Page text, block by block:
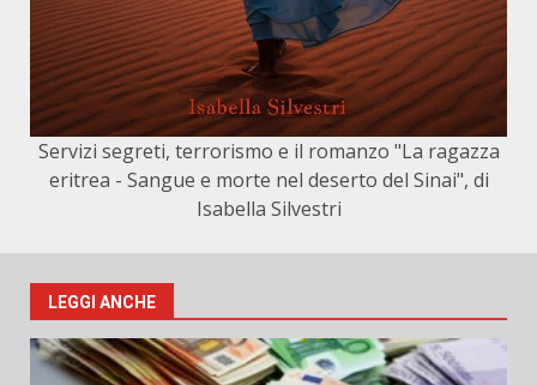
Servizi segreti, terrorismo e il romanzo "La ragazza
eritrea - Sangue e morte nel deserto del Sinai", di
Isabella Silvestri
LEGGI ANCHE